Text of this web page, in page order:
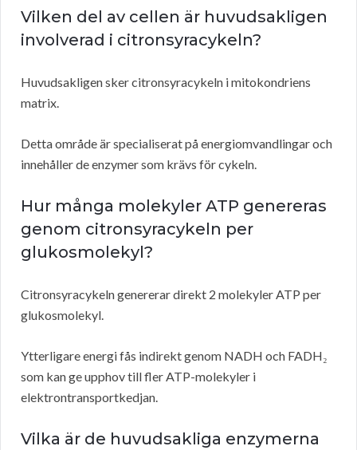
Vilken del av cellen är huvudsakligen
involverad i citronsyracykeln?
Huvudsakligen sker citronsyracykeln i mitokondriens
matrix.
Detta område är specialiserat på energiomvandlingar och
innehåller de enzymer som krävs för cykeln.
Hur många molekyler ATP genereras
genom citronsyracykeln per
glukosmolekyl?
Citronsyracykeln genererar direkt 2 molekyler ATP per
glukosmolekyl.
Ytterligare energi fås indirekt genom NADH och FADH₂
som kan ge upphov till fler ATP-molekyler i
elektrontransportkedjan.
Vilka är de huvudsakliga enzymerna